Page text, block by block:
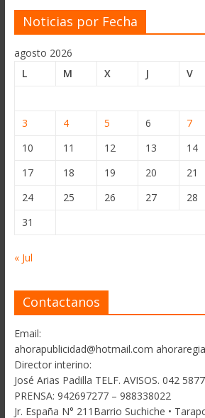
Noticias por Fecha
agosto 2026
L
M X J V
3
4 5 6 7
10
11 12 13 14
17
18 19 20 21
24
25 26 27 28
31
« Jul
Contactanos
Email:
ahorapublicidad@hotmail.com
Director interino:
José Arias Padilla TELF. AVISOS. 042
PRENSA: 942697277 – 988338022
Jr. España N° 211Barrio Suchiche •